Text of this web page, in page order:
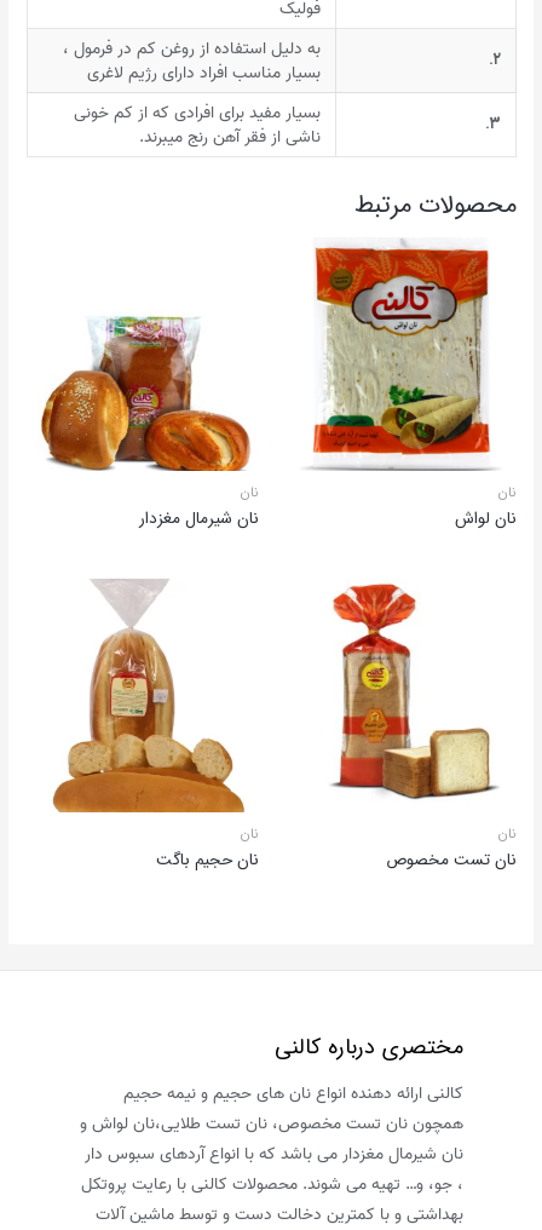
فولیک
۲.
به دلیل استفاده از روغن کم در فرمول ،
بسیار مناسب افراد دارای رژیم لاغری
۳.
بسیار مفید برای افرادی که از کم خونی
ناشی از فقر آهن رنج میبرند.
محصولات مرتبط
نان
نان لواش
نان
نان شیرمال مغزدار
نان
نان تست مخصوص
نان
نان حجیم باگت
مختصری درباره کالنی
کالنی ارائه دهنده انواع نان های حجیم و نیمه حجیم
همچون نان تست مخصوص، نان تست طلایی،نان لواش و
نان شیرمال مغزدار می باشد که با انواع آردهای سبوس دار
، جو، و… تهیه می شوند. محصولات کالنی با رعایت پروتکل
بهداشتی و با کمترین دخالت دست و توسط ماشین آلات